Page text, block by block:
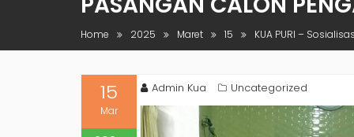
Home 2025 Maret 15 KUA PURI –
15
Mar
Admin Kua Uncategorized